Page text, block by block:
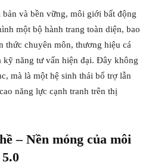
và bền vững, môi giới bất động
một bộ hành trang toàn diện, bao
thức chuyên môn, thương hiệu cá
kỹ năng tư vấn hiện đại. Đây không
mà là một hệ sinh thái bổ trợ lẫn
năng lực cạnh tranh trên thị
– Nền móng của môi